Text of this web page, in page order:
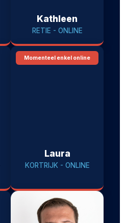
Kathleen
RETIE - ONLINE
Momenteel enkel online
Laura
KORTRIJK - ONLINE